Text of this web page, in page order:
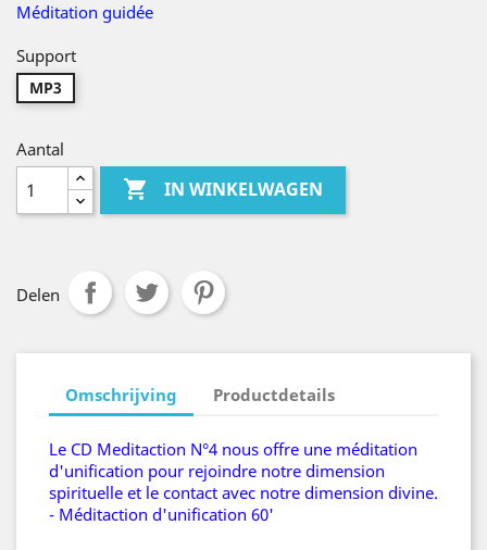
Méditation guidée
Support
MP3
Aantal
 IN WINKELWAGEN
Delen
Omschrijving Productdetails
Le CD Meditaction N°4 nous offre une méditation
d'unification pour rejoindre notre dimension
spirituelle et le contact avec notre dimension divine.
- Méditaction d'unification 60'